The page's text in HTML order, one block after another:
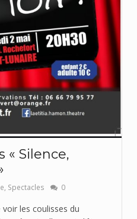
« Silence,
, Spectacles 0
les coulisses du